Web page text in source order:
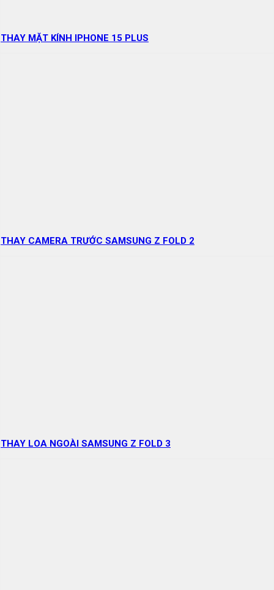
THAY MẶT KÍNH IPHONE 15 PLUS
THAY CAMERA TRƯỚC SAMSUNG Z FOLD 2
THAY LOA NGOÀI SAMSUNG Z FOLD 3